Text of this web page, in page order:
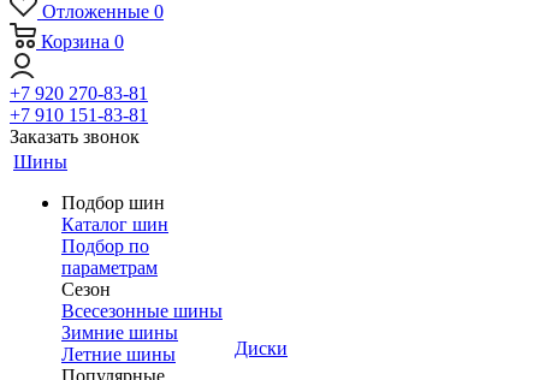
Отложенные 0
Корзина 0
+7 920 270-83-81
+7 910 151-83-81
Заказать звонок
Шины
Подбор шин
Каталог шин
Подбор по
параметрам
Сезон
Всесезонные шины
Зимние шины
Летние шины
Популярные
Диски